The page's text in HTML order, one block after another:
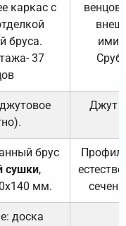
каркас с
бруса.
37
Сруб
Джут
брус
сушки,
мм.
доска